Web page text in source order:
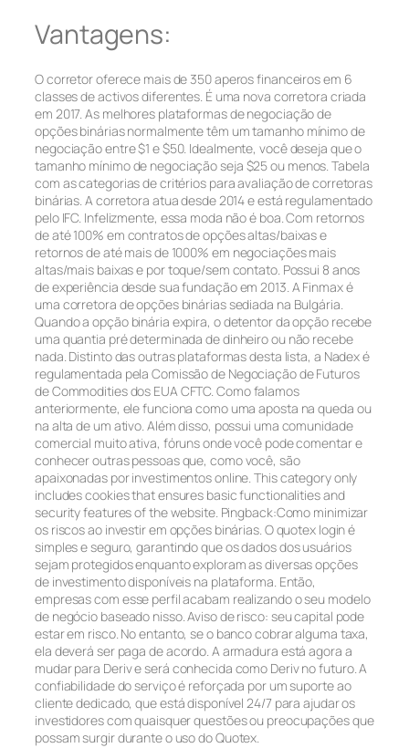
Vantagens:
O corretor oferece mais de 350 aperos financeiros em 6
classes de activos diferentes. É uma nova corretora criada
em 2017. As melhores plataformas de negociação de
opções binárias normalmente têm um tamanho mínimo de
negociação entre $1 e $50. Idealmente, você deseja que o
tamanho mínimo de negociação seja $25 ou menos. Tabela
com as categorias de critérios para avaliação de corretoras
binárias. A corretora atua desde 2014 e está regulamentado
pelo IFC. Infelizmente, essa moda não é boa. Com retornos
de até 100% em contratos de opções altas/baixas e
retornos de até mais de 1000% em negociações mais
altas/mais baixas e por toque/sem contato. Possui 8 anos
de experiência desde sua fundação em 2013. A Finmax é
uma corretora de opções binárias sediada na Bulgária.
Quando a opção binária expira, o detentor da opção recebe
uma quantia pré determinada de dinheiro ou não recebe
nada. Distinto das outras plataformas desta lista, a Nadex é
regulamentada pela Comissão de Negociação de Futuros
de Commodities dos EUA CFTC. Como falamos
anteriormente, ele funciona como uma aposta na queda ou
na alta de um ativo. Além disso, possui uma comunidade
comercial muito ativa, fóruns onde você pode comentar e
conhecer outras pessoas que, como você, são
apaixonadas por investimentos online. This category only
includes cookies that ensures basic functionalities and
security features of the website. Pingback:Como minimizar
os riscos ao investir em opções binárias. O quotex login é
simples e seguro, garantindo que os dados dos usuários
sejam protegidos enquanto exploram as diversas opções
de investimento disponíveis na plataforma. Então,
empresas com esse perfil acabam realizando o seu modelo
de negócio baseado nisso. Aviso de risco: seu capital pode
estar em risco. No entanto, se o banco cobrar alguma taxa,
ela deverá ser paga de acordo. A armadura está agora a
mudar para Deriv e será conhecida como Deriv no futuro. A
confiabilidade do serviço é reforçada por um suporte ao
cliente dedicado, que está disponível 24/7 para ajudar os
investidores com quaisquer questões ou preocupações que
possam surgir durante o uso do Quotex.